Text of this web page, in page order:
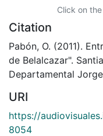
Click on
Citation
Pabón, O. (2011).
de Belalcazar".
Departamental
URI
https://
8054